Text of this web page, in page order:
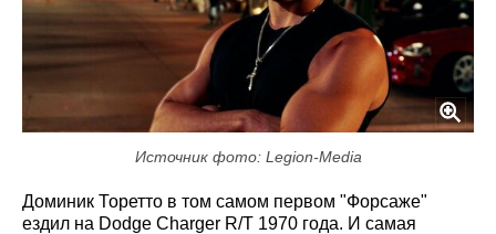
Источник фото: Legion-Media
Доминик Торетто в том самом первом "Форсаже"
ездил на Dodge Charger R/T 1970 года. И самая